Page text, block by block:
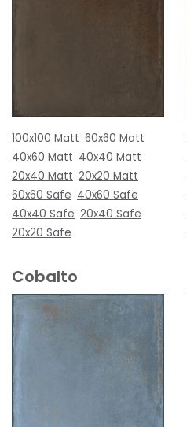
100x100 Matt 60x60 Matt
40x60 Matt 40x40 Matt
20x40 Matt 20x20 Matt
60x60 Safe 40x60 Safe
40x40 Safe 20x40 Safe
20x20 Safe
Cobalto